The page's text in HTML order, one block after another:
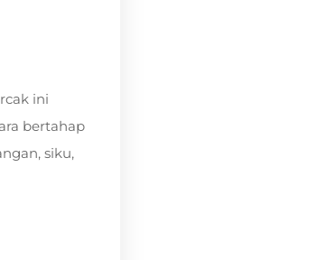
ini
bertahap
siku,